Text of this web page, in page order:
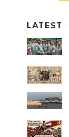
LATEST